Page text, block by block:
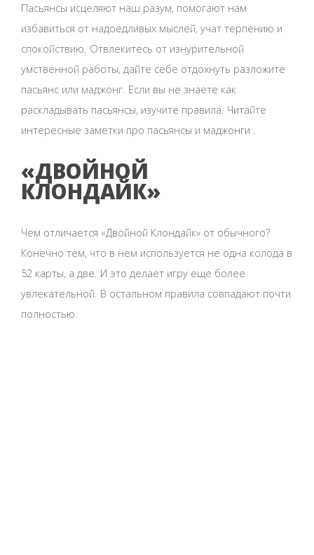
Пасьянсы исцеляют наш разум, помогают нам
избавиться от надоедливых мыслей, учат терпению и
спокойствию. Отвлекитесь от изнурительной
умственной работы, дайте себе отдохнуть разложите
пасьянс или маджонг. Если вы не знаете как
раскладывать пасьянсы, изучите правила. Читайте
интересные заметки про пасьянсы и маджонги .
«ДВОЙНОЙ
КЛОНДАЙК»
Чем отличается «Двойной Клондайк» от обычного?
Конечно тем, что в нем используется не одна колода в
52 карты, а две. И это делает игру еще более
увлекательной. В остальном правила совпадают почти
полностью.